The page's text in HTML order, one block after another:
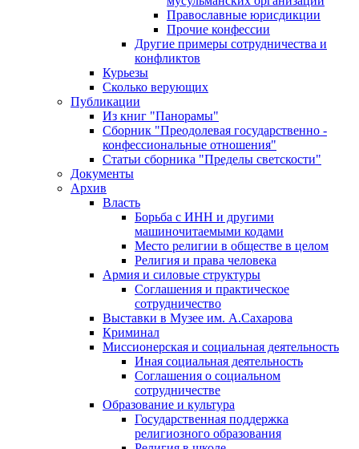
Православные юрисдикции
Прочие конфессии
Другие примеры сотрудничества и
конфликтов
Курьезы
Сколько верующих
Публикации
Из книг "Панорамы"
Сборник "Преодолевая государственно -
конфессиональные отношения"
Статьи сборника "Пределы светскости"
Документы
Архив
Власть
Борьба с ИНН и другими
машиночитаемыми кодами
Место религии в обществе в целом
Религия и права человека
Армия и силовые структуры
Соглашения и практическое
сотрудничество
Выставки в Музее им. А.Сахарова
Криминал
Миссионерская и социальная деятельность
Иная социальная деятельность
Соглашения о социальном
сотрудничестве
Образование и культура
Государственная поддержка
религиозного образования